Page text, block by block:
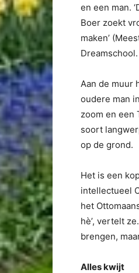
en een man.
Boer zoekt
maken’
Dreamschool.
Aan de muur
oudere man
zoom en een
soort
op de grond.
Het is een
intellectueel
het
hè’, vertelt
brengen,
Alles kwijt